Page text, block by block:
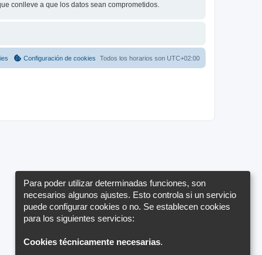
conlleve a que los datos sean comprometidos.
Todos los horarios son UTC+02:00
Configuración de cookies
Para poder utilizar determinadas funciones, son
necesarios algunos ajustes. Esto controla si un servicio
puede configurar cookies o no. Se establecen cookies
para los siguientes servicios:
Cookies técnicamente necesarias.